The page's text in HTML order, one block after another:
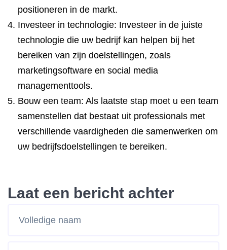
positioneren in de markt.
Investeer in technologie: Investeer in de juiste
technologie die uw bedrijf kan helpen bij het
bereiken van zijn doelstellingen, zoals
marketingsoftware en social media
managementtools.
Bouw een team: Als laatste stap moet u een team
samenstellen dat bestaat uit professionals met
verschillende vaardigheden die samenwerken om
uw bedrijfsdoelstellingen te bereiken.
Laat een bericht achter